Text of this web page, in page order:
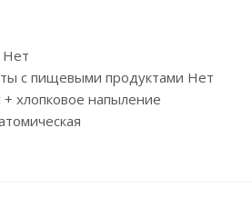
Нет
с пищевыми продуктами Нет
+ хлопковое напыление